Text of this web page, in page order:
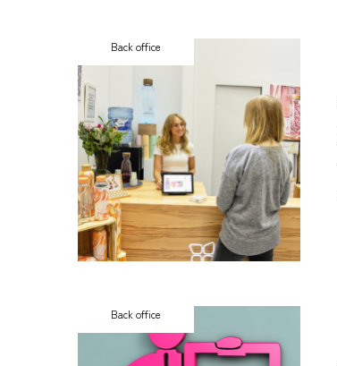
Back office
Back office